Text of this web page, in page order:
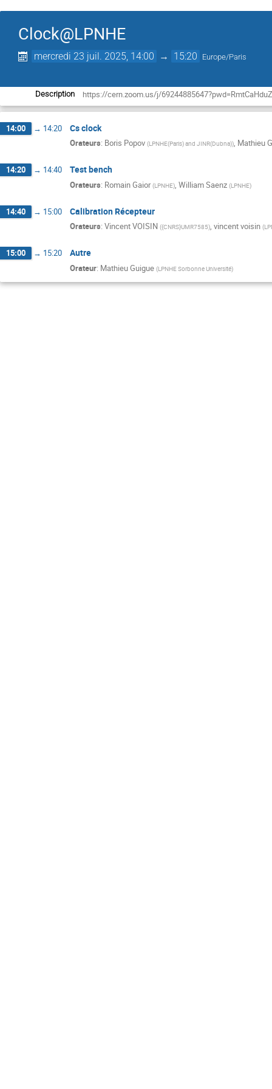
Clock@LPNHE
mercredi 23 juil. 2025, 14:00 → 15:20 Europe/Paris
Description https://cern.zoom.us/j/
14:00 → 14:20 Cs clock
Orateurs: Boris Popov (LPNHE(Paris) and JINR(Dubna)), Mathieu
14:20 → 14:40 Test bench
Orateurs: Romain Gaior (LPNHE) William Saenz (LPNHE)
14:40 → 15:00 Calibration Récepteur
Orateurs: Vincent VOISIN ({CNRS}UMR7585), vincent voisin (
15:00 → 15:20 Autre
Orateur: Mathieu Guigue (LPNHE Sorbonne Université)